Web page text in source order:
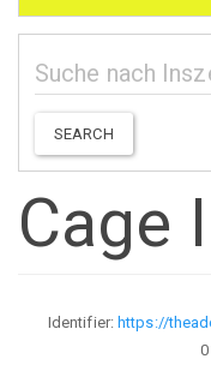
SEARCH
Cage
Identifier:https://